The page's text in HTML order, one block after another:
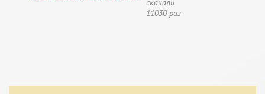
скачали
11030 раз